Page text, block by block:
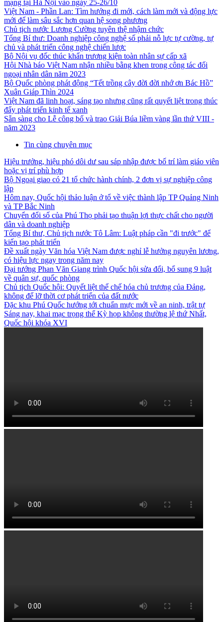
mạng tại Hà Nội vào ngày 25-26/10
Việt Nam - Phần Lan: Tìm hướng đi mới, cách làm mới và động lực
mới để làm sâu sắc hơn quan hệ song phương
Chủ tịch nước Lương Cường tuyên thệ nhậm chức
Tổng Bí thư: Doanh nghiệp công nghệ số phải nỗ lực tự cường, tự
chủ và phát triển công nghệ chiến lược
Bộ Nội vụ đốc thúc khẩn trương kiện toàn nhân sự cấp xã
Hội Nhà báo Việt Nam nhận nhiều bằng khen trong công tác đối
ngoại nhân dân năm 2023
Bộ Quốc phòng phát động “Tết trồng cây đời đời nhớ ơn Bác Hồ”
Xuân Giáp Thìn 2024
Việt Nam đã linh hoạt, sáng tạo nhưng cũng rất quyết liệt trong thúc
đẩy phát triển kinh tế xanh
Sẵn sàng cho Lễ công bố và trao Giải Búa liềm vàng lần thứ VIII -
năm 2023
Tin cùng chuyên mục
Hiệu trưởng, hiệu phó dôi dư sau sáp nhập được bố trí làm giáo viên
hoặc vị trí phù hợp
Bộ Ngoại giao có 21 tổ chức hành chính, 2 đơn vị sự nghiệp công
lập
Hôm nay, Quốc hội thảo luận ở tổ về việc thành lập TP Quảng Ninh
và TP Bắc Ninh
Chuyển đổi số của Phú Thọ phải tạo thuận lợi thực chất cho người
dân và doanh nghiệp
Tổng Bí thư, Chủ tịch nước Tô Lâm: Luật pháp cần "đi trước" để
kiến tạo phát triển
Đề xuất ngày Văn hóa Việt Nam được nghỉ lễ hưởng nguyên lương,
có hiệu lực ngay trong năm nay
Đại tướng Phan Văn Giang trình Quốc hội sửa đổi, bổ sung 9 luật
về quân sự, quốc phòng
Chủ tịch Quốc hội: Quyết liệt thể chế hóa chủ trương của Đảng,
không để lỡ thời cơ phát triển của đất nước
Đặc khu Phú Quốc hướng tới chuẩn mực mới về an ninh, trật tự
Sáng nay, khai mạc trọng thể Kỳ họp không thường lệ thứ Nhất,
Quốc hội khóa XVI